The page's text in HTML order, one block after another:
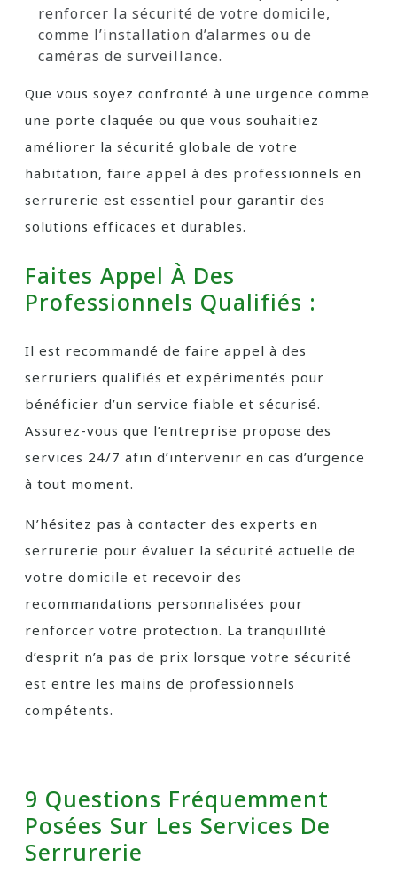
renforcer la sécurité de votre domicile,
comme l’installation d’alarmes ou de
caméras de surveillance.
Que vous soyez confronté à une urgence comme
une porte claquée ou que vous souhaitiez
améliorer la sécurité globale de votre
habitation, faire appel à des professionnels en
serrurerie est essentiel pour garantir des
solutions efficaces et durables.
Faites Appel À Des
Professionnels Qualifiés :
Il est recommandé de faire appel à des
serruriers qualifiés et expérimentés pour
bénéficier d’un service fiable et sécurisé.
Assurez-vous que l’entreprise propose des
services 24/7 afin d’intervenir en cas d’urgence
à tout moment.
N’hésitez pas à contacter des experts en
serrurerie pour évaluer la sécurité actuelle de
votre domicile et recevoir des
recommandations personnalisées pour
renforcer votre protection. La tranquillité
d’esprit n’a pas de prix lorsque votre sécurité
est entre les mains de professionnels
compétents.
9 Questions Fréquemment
Posées Sur Les Services De
Serrurerie